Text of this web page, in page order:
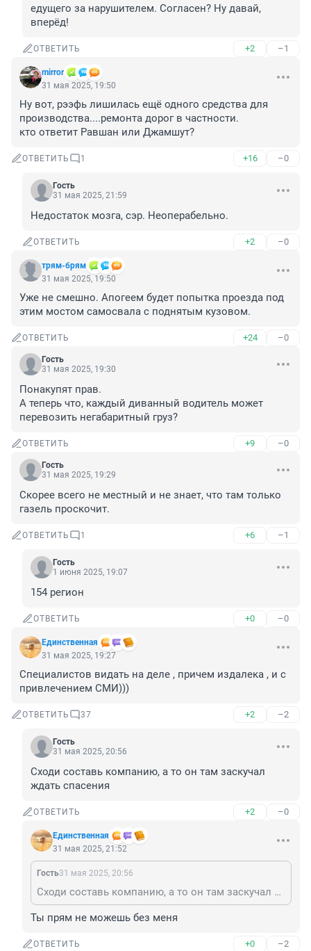
едущего за нарушителем. Согласен? Ну давай,
вперёд!
ОТВЕТИТЬ +2 –1
mirror
31 мая 2025, 19:50
Ну вот, рээфь лишилась ещё одного средства для
производства....ремонта дорог в частности.
кто ответит Равшан или Джамшут?
ОТВЕТИТЬ 1 +16 –0
Гость
31 мая 2025, 21:59
Недостаток мозга, сэр. Неоперабельно.
ОТВЕТИТЬ +2 –0
трям-брям
31 мая 2025, 19:50
Уже не смешно. Апогеем будет попытка проезда под
этим мостом самосвала с поднятым кузовом.
ОТВЕТИТЬ +24 –0
Гость
31 мая 2025, 19:30
Понакупят прав.
А теперь что, каждый диванный водитель может
перевозить негабаритный груз?
ОТВЕТИТЬ +9 –0
Гость
31 мая 2025, 19:29
Скорее всего не местный и не знает, что там только
газель проскочит.
ОТВЕТИТЬ 1 +6 –1
Гость
1 июня 2025, 19:07
154 регион
ОТВЕТИТЬ +0 –0
Единственная
31 мая 2025, 19:27
Специалистов видать на деле , причем издалека , и с
привлечением СМИ)))
ОТВЕТИТЬ 37 +2 –2
Гость
31 мая 2025, 20:56
Сходи составь компанию, а то он там заскучал
ждать спасения
ОТВЕТИТЬ +2 –0
Единственная
31 мая 2025, 21:52
Гость31 мая 2025, 20:56
Сходи составь компанию, а то он там заскучал ждать спасения
Ты прям не можешь без меня
ОТВЕТИТЬ +0 –2